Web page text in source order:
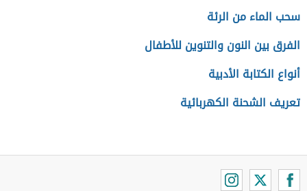
سحب الماء من الرئة
الفرق بين النون والتنوين للأطفال
أنواع الكتابة الأدبية
تعريف الشحنة الكهربائية